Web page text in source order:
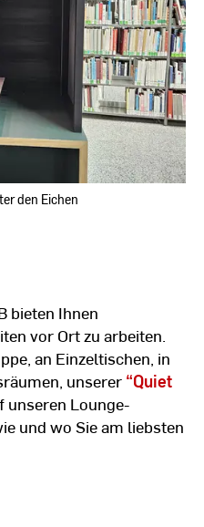
den Eichen
bieten Ihnen
vor Ort zu arbeiten.
an Einzeltischen, in
unserer “Quiet
unseren Lounge-
und wo Sie am liebsten